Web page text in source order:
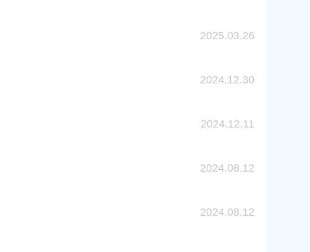
2025.03.26
2024.12.30
2024.12.11
2024.08.12
2024.08.12